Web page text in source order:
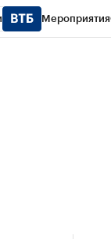
Мероприятия